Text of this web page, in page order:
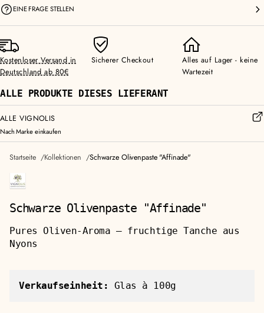
EINE FRAGE STELLEN
Kostenloser Versand in
Deutschland ab 80€
Sicherer Checkout
Alles auf Lager - keine
Wartezeit
ALLE PRODUKTE DIESES LIEFERANT
ALLE VIGNOLIS
Nach Marke einkaufen
Startseite Kollektionen Schwarze Olivenpaste "Affinade"
Schwarze Olivenpaste "Affinade"
Pures Oliven-Aroma — fruchtige Tanche aus
Nyons
Verkaufseinheit: Glas à 100g